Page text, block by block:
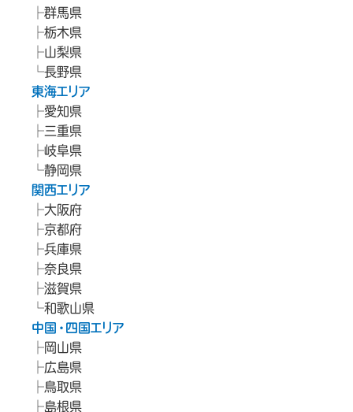
群馬県
栃木県
山梨県
長野県
東海エリア
愛知県
三重県
岐阜県
静岡県
関西エリア
大阪府
京都府
兵庫県
奈良県
滋賀県
和歌山県
中国・四国エリア
岡山県
広島県
鳥取県
島根県